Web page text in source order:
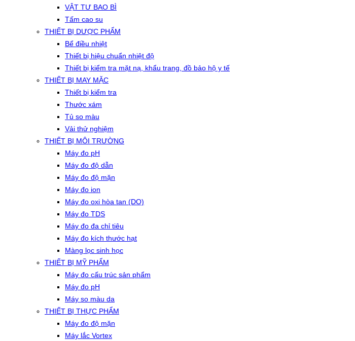
VẬT TƯ BAO BÌ
Tấm cao su
THIẾT BỊ DƯỢC PHẨM
Bể điều nhiệt
Thiết bị hiệu chuẩn nhiệt độ
Thiết bị kiểm tra mặt nạ, khẩu trang, đồ bảo hộ y tế
THIẾT BỊ MAY MẶC
Thiết bị kiểm tra
Thước xám
Tủ so màu
Vải thử nghiệm
THIẾT BỊ MÔI TRƯỜNG
Máy đo pH
Máy đo độ dẫn
Máy đo độ mặn
Máy đo ion
Máy đo oxi hòa tan (DO)
Máy đo TDS
Máy đo đa chỉ tiêu
Máy đo kích thước hạt
Màng lọc sinh học
THIẾT BỊ MỸ PHẨM
Máy đo cấu trúc sản phẩm
Máy đo pH
Máy so màu da
THIẾT BỊ THỰC PHẨM
Máy đo độ mặn
Máy lắc Vortex